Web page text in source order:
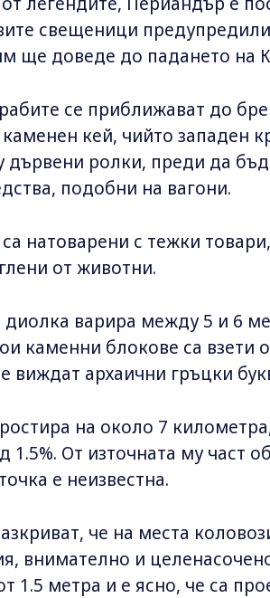
свещеници
ще доведе до падането на
се приближават до
каменен кей, чийто западен
дървени ролки, преди да
подобни на вагони.
натоварени с тежки
от животни.
варира между 5 и 6
каменни блокове са взети
виждат архаични гръцки
на около 7
1.5%. От източната му част
е неизвестна.
че на места
внимателно и
1.5 метра и е ясно, че са